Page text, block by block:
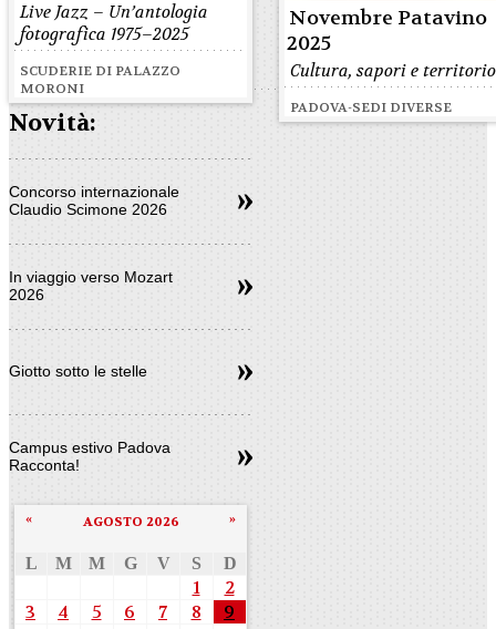
Live Jazz – Un’antologia
fotografica 1975–2025
SCUDERIE DI PALAZZO
MORONI
Novembre Patavino
2025
Cultura, sapori e territorio
PADOVA-SEDI DIVERSE
Novità:
Concorso internazionale
Claudio Scimone 2026
In viaggio verso Mozart
2026
Giotto sotto le stelle
Campus estivo Padova
Racconta!
AGOSTO 2026
« »
L M M G V S D
1
2
3
4 5 6 7 8
9